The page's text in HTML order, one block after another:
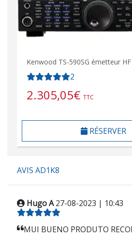
Kenwood TS-590SG émetteur
2
2.305,05€ TTC
RÉSERVER
AVIS AD1K8
Hugo A 27-08-2023 | 10:43
MUI BUENO PRODUTO